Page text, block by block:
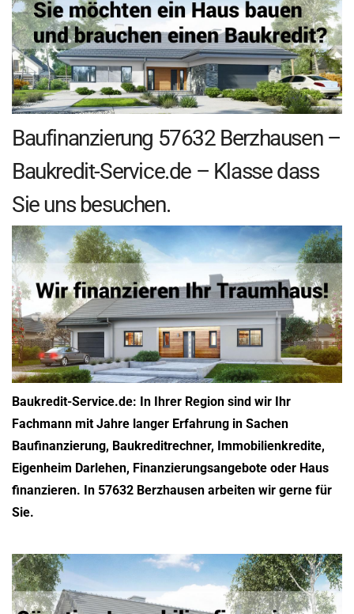
Baufinanzierung 57632 Berzhausen –
Baukredit-Service.de – Klasse dass
Sie uns besuchen.
Baukredit-Service.de: In Ihrer Region sind wir Ihr
Fachmann mit Jahre langer Erfahrung in Sachen
Baufinanzierung, Baukreditrechner, Immobilienkredite,
Eigenheim Darlehen, Finanzierungsangebote oder Haus
finanzieren. In 57632 Berzhausen arbeiten wir gerne für
Sie.